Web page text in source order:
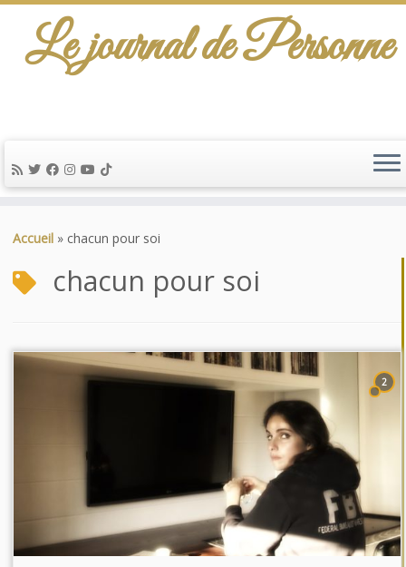
au
Le journal de Personne
Accueil » chacun pour soi
chacun pour soi
2